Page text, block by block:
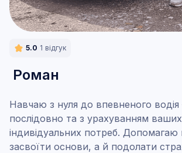
5.0 1 відгук
Роман
Навчаю з нуля до впевненого
послідовно та з урахуванням ваших
індивідуальних потреб.
засвоїти основи, а й подолати